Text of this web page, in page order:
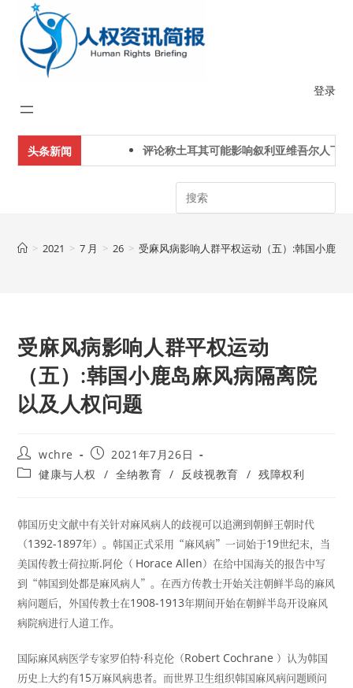
content
登录
头条新闻 评论称土耳其可能影响叙利亚维吾尔人下一代
Search
> 2021 > 7 月 > 26 > 受麻风病影响人群平权运动（五）:韩国小鹿岛
受麻风病影响人群平权运动
（五）:韩国小鹿岛麻风病隔离院
以及人权问题
Post
author:
wchre
Post
published:
2021年7月26日
Post健康与人权 / 全纳教育 / 反歧视教育 / 残障权利
韩国历史文献中有关针对麻风病人的歧视可以追溯到朝鲜王朝时代
（1392-1897年）。韩国正式采用“麻风病”一词始于19世纪末，当
美国传教士荷拉斯.阿伦（ Horace Allen）在给中国海关的报告中写
到“韩国到处都是麻风病人”。在西方传教士开始关注朝鲜半岛的麻风
病问题后，外国传教士在1908-1913年期间开始在朝鲜半岛开设麻风
病院病进行人道工作。
国际麻风病医学专家罗伯特·科克伦（Robert Cochrane ）认为韩国
历史上大约有15万麻风病患者。而世界卫生组织韩国麻风病问题顾问